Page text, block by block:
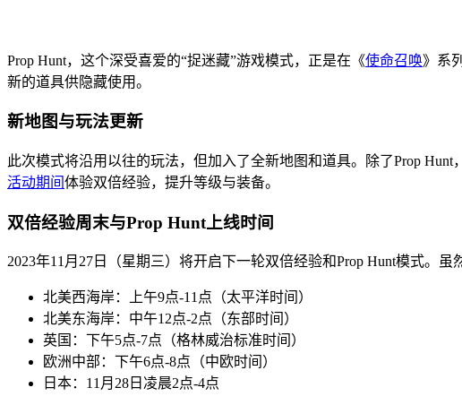
Prop Hunt，这个深受喜爱的“捉迷藏”游戏模式，正是在《使命召唤》系
新的道具供隐藏使用。
新地图与玩法更新
此次模式将沿用以往的玩法，但加入了全新地图和道具。除了Prop Hunt
活动期间体验双倍经验，提升等级与装备。
双倍经验周末与Prop Hunt上线时间
2023年11月27日（星期三）将开启下一轮双倍经验和Prop Hunt模式。
北美西海岸：上午9点-11点（太平洋时间）
北美东海岸：中午12点-2点（东部时间）
英国：下午5点-7点（格林威治标准时间）
欧洲中部：下午6点-8点（中欧时间）
日本：11月28日凌晨2点-4点